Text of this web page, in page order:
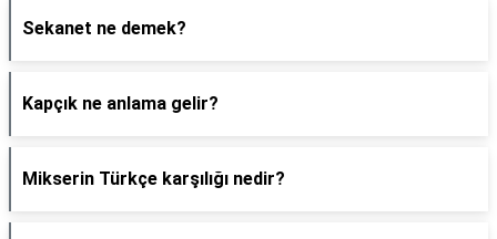
Sekanet ne demek?
Kapçık ne anlama gelir?
Mikserin Türkçe karşılığı nedir?